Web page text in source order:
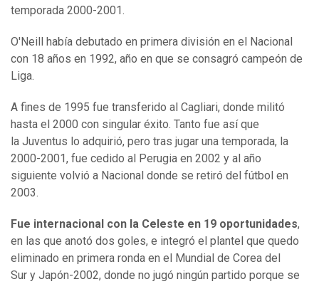
temporada 2000-2001.
O'Neill había debutado en primera división en el Nacional
con 18 años en 1992, año en que se consagró campeón de
Liga.
A fines de 1995 fue transferido al Cagliari, donde militó
hasta el 2000 con singular éxito. Tanto fue así que
la Juventus lo adquirió, pero tras jugar una temporada, la
2000-2001, fue cedido al Perugia en 2002 y al año
siguiente volvió a Nacional donde se retiró del fútbol en
2003.
Fue internacional con la Celeste en 19 oportunidades,
en las que anotó dos goles, e integró el plantel que quedo
eliminado en primera ronda en el Mundial de Corea del
Sur y Japón-2002, donde no jugó ningún partido porque se